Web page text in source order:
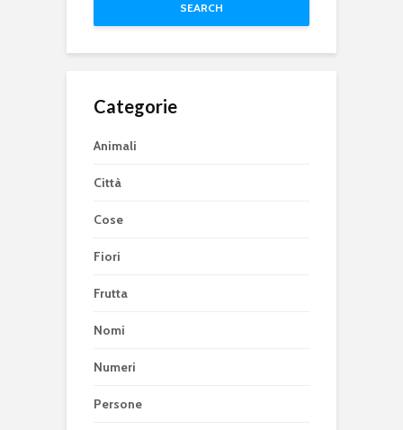
SEARCH
Categorie
Animali
Città
Cose
Fiori
Frutta
Nomi
Numeri
Persone